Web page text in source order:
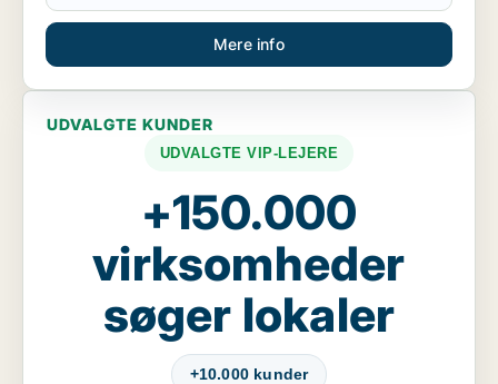
Mere info
UDVALGTE KUNDER
UDVALGTE VIP-LEJERE
+150.000
virksomheder
søger lokaler
+10.000 kunder